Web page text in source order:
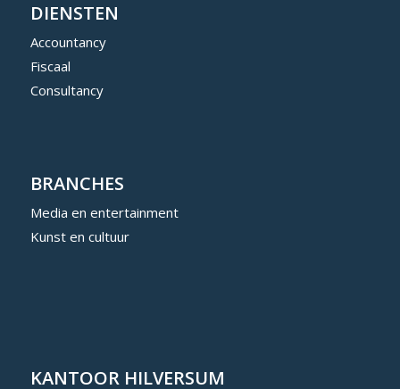
DIENSTEN
Accountancy
Fiscaal
Consultancy
BRANCHES
Media en entertainment
Kunst en cultuur
KANTOOR HILVERSUM